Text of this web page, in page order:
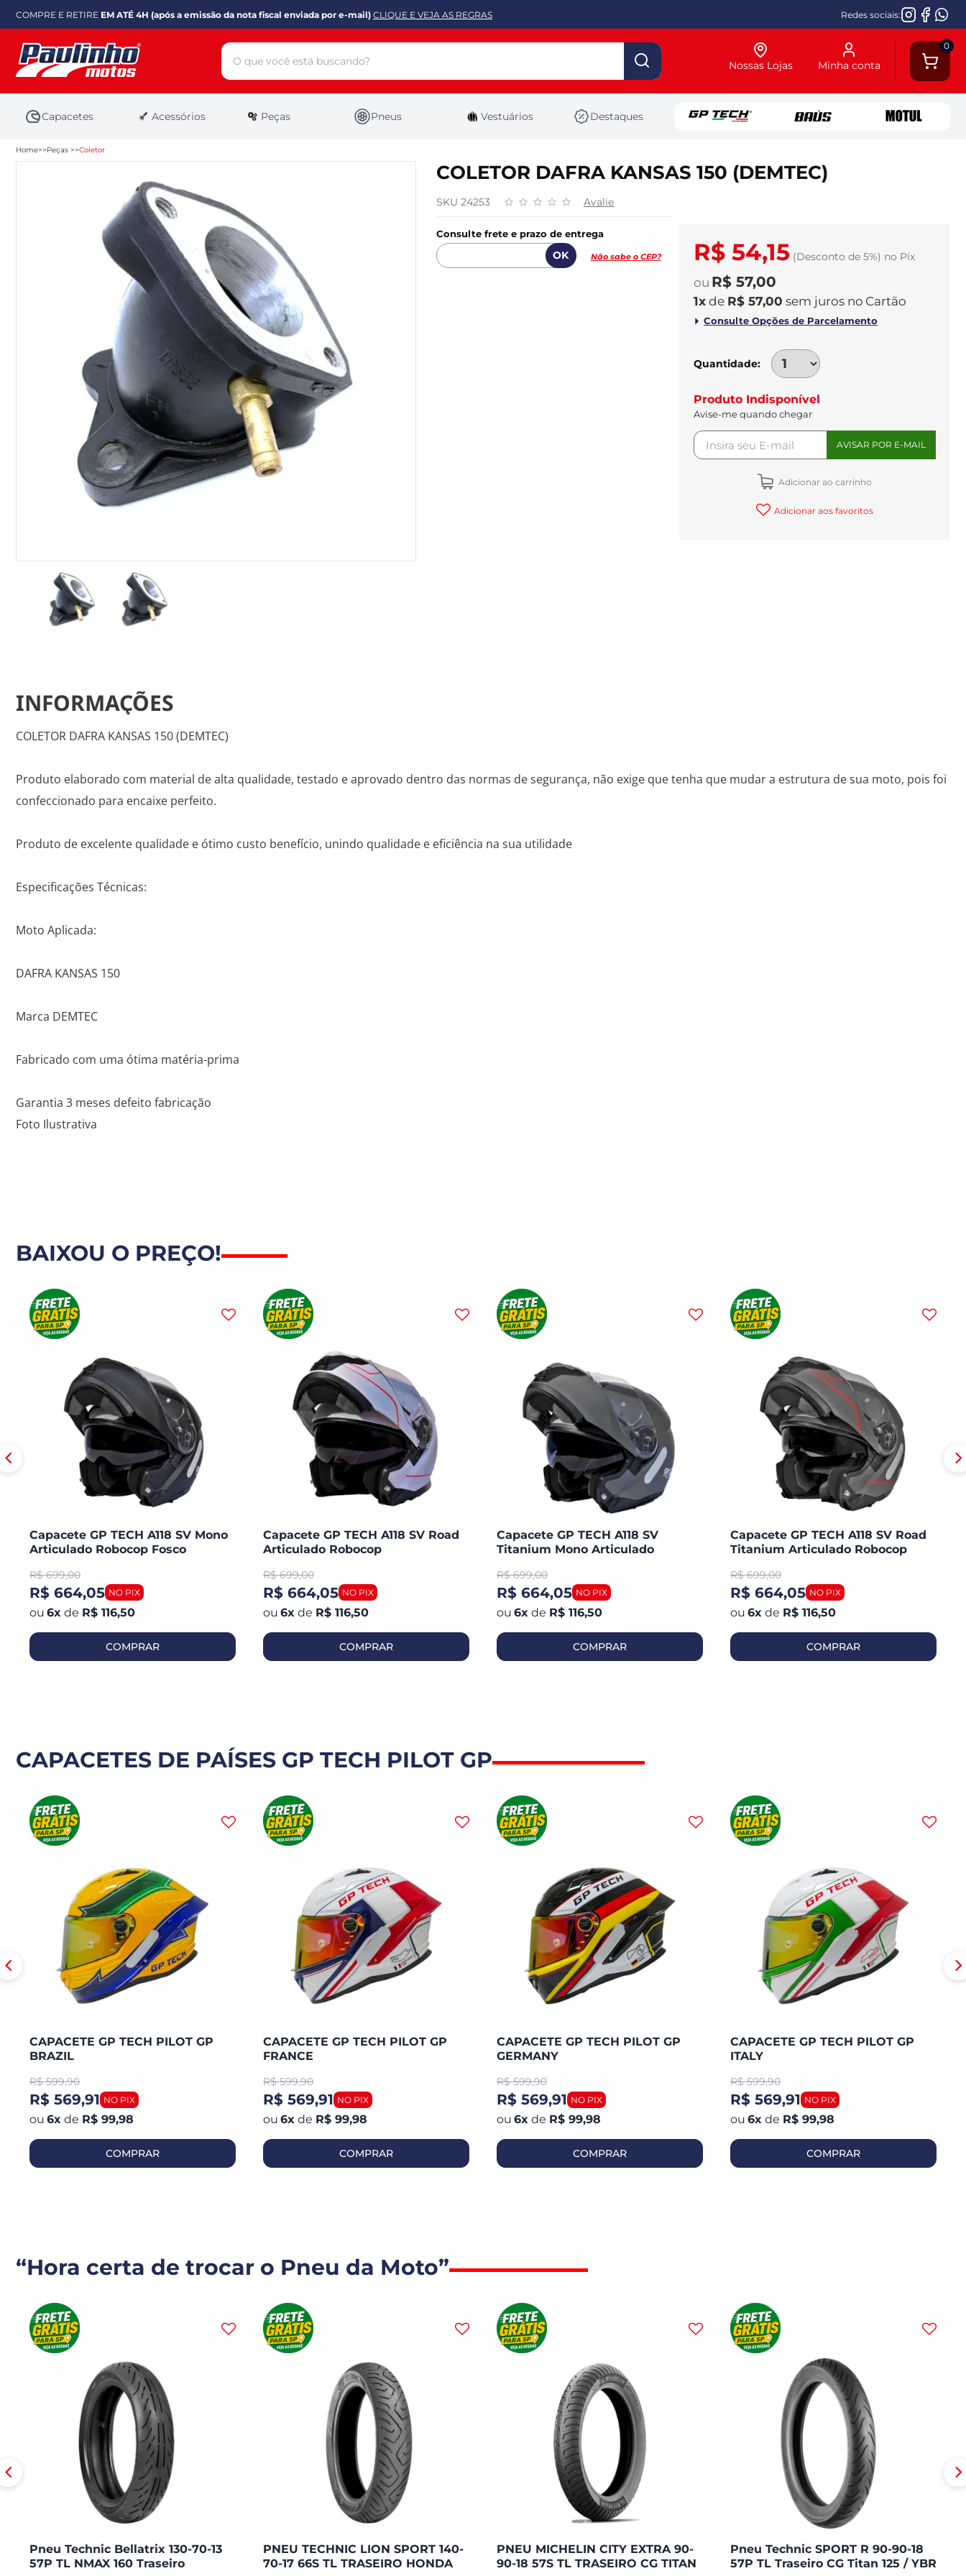
COMPRE E RETIRE EM ATÉ 4H (após a emissão da nota fiscal enviada por e-mail) CLIQUE E VEJA AS REGRAS Redes sociais:
0
Minha conta
Nossas Lojas
Capacetes Acessórios Peças Pneus Vestuários Destaques
Home Peças Coletor
COLETOR DAFRA KANSAS 150 (DEMTEC)
SKU 24253 Avalie
Consulte frete e prazo de entrega
Não sabe o CEP? R$ 54,15 (Desconto de 5%) no Pix
R$ 57,00
1x de R$ 57,00 sem juros no
Quantidade
Produto Indisponível
Avise-me quando chegar
Adicionar ao carrinho
Adicionar aos favoritos
INFORMAÇÕES
COLETOR DAFRA KANSAS 150 (DEMTEC)
Produto elaborado com material de alta qualidade, testado e aprovado dentro das normas de segurança, não exige que tenha que mudar a estrutura de sua moto, pois foi
confeccionado para encaixe perfeito.
Produto de excelente qualidade e ótimo custo benefício, unindo qualidade e eficiência na sua utilidade
Especificações Técnicas:
Moto Aplicada:
DAFRA KANSAS 150
Marca DEMTEC
Fabricado com uma ótima matéria-prima
Garantia 3 meses defeito fabricação
Foto Ilustrativa
BAIXOU O PREÇO!
Capacete GP TECH A118 SV Mono
Articulado Robocop Fosco
R$ 699,00
R$ 664,05
6x de R$ 116,50
COMPRAR
Capacete GP TECH A118 SV Road
Articulado Robocop
R$ 699,00
R$ 664,05
6x de R$ 116,50
COMPRAR
Capacete GP TECH A118 SV
Titanium Mono Articulado
R$ 699,00
R$ 664,05
6x de R$ 116,50
COMPRAR
Capacete GP TECH A118 SV Road
Titanium Articulado Robocop
R$ 699,00
R$ 664,05
6x de R$ 116,50
COMPRAR
CAPACETES DE PAÍSES GP TECH PILOT GP
CAPACETE GP TECH PILOT GP
BRAZIL
R$ 599,90
R$ 569,91
6x de R$ 99,98
COMPRAR
CAPACETE GP TECH PILOT GP
FRANCE
R$ 599,90
R$ 569,91
6x de R$ 99,98
COMPRAR
CAPACETE GP TECH PILOT GP
GERMANY
R$ 599,90
R$ 569,91
6x de R$ 99,98
COMPRAR
CAPACETE GP TECH PILOT GP
ITALY
R$ 599,90
R$ 569,91
6x de R$ 99,98
COMPRAR
“Hora certa de trocar o Pneu da Moto”
Pneu Technic Bellatrix 130-70-13
57P TL NMAX 160 Traseiro
PNEU TECHNIC LION SPORT 140-
70-17 66S TL TRASEIRO HONDA
PNEU MICHELIN CITY EXTRA 90-
90-18 57S TL TRASEIRO CG TITAN
Pneu Technic SPORT R 90-90-18
57P TL Traseiro CG Titan 125 / YBR